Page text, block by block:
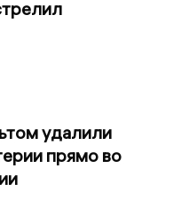
удалили
прямо во